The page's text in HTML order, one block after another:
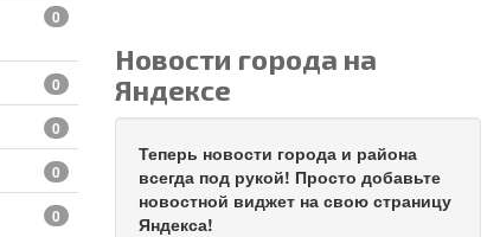
0
0
0
0
0
Новости города на
Яндексе
Теперь новости города и района
всегда под рукой! Просто добавьте
новостной виджет на свою страницу
Яндекса!